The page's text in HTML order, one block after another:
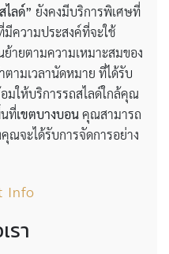
ไลด์” ยังคงมีบริการพิเศษที่
ความประสงค์ที่จะใช้
ย้ายตามความเหมาะสมของ
ตามเวลานัดหมาย ที่ได้รับ
มให้บริการรถสไลด์ใกล้คุณ
ที่เขตบางบอนคุณสามารถ
ณจะได้รับการจัดการอย่าง
Info
รา